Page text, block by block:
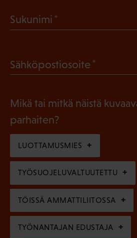
l
n
e
)
Sukunimi
P
k
l
i
n
e
n
)
Sähköpostiosoite
l
i
n
e
n
Mikä tai mitkä näistä
parhaiten?
LUOTTAMUSMIES
TYÖSUOJELUVALTUUTETTU
TÖISSÄ AMMATTILIITOSSA
TYÖNANTAJAN EDUSTAJA